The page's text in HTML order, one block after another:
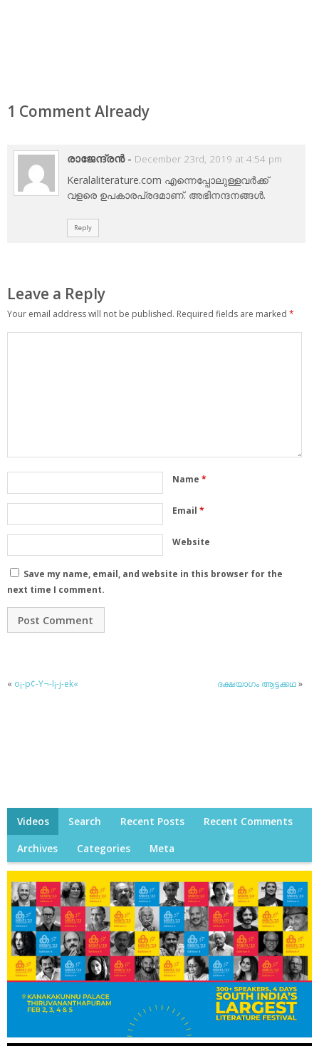
1 Comment Already
രാജേന്ദ്രൻ - December 23rd, 2019 at 4:54 pm
Keralaliterature.com എന്നെപ്പോലുള്ളവർക്ക്
വളരെ ഉപകാരപ്രദമാണ്. അഭിനന്ദനങ്ങൾ.
Reply
Leave a Reply
Your email address will not be published. Required fields are marked *
Name *
Email *
Website
Save my name, email, and website in this browser for the
next time I comment.
« o¡-p¢-Y¬-l¡-j-ek« ദക്ഷയാഗം ആട്ടക്കഥ»
Videos Search Recent Posts Recent Comments
Archives Categories Meta